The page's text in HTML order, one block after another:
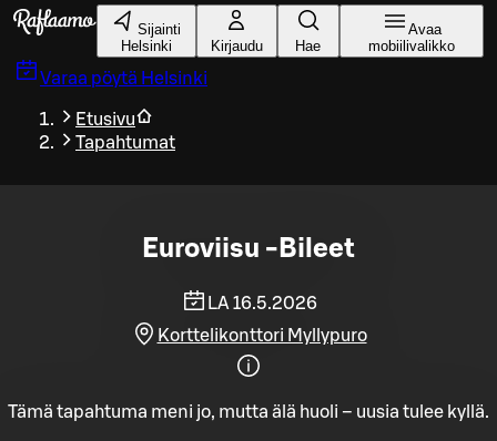
Siirry pääsisältöön
Sijainti
Helsinki
Kirjaudu Hae
Avaa
mobiilivalikko
Varaa pöytä Helsinki
Etusivu
Tapahtumat
Euroviisu -Bileet
LA 16.5.2026
Korttelikonttori Myllypuro
Tämä tapahtuma meni jo, mutta älä huoli – uusia tulee kyllä.